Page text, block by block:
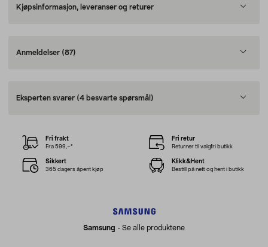
Kjøpsinformasjon, leveranser og returer
Anmeldelser (87)
Eksperten svarer (4 besvarte spørsmål)
Samsung - Se alle produktene
Fri frakt
Fra 599,–*
Fri retur
Returner til valgfri butikk
Sikkert
365 dagers åpent kjøp
Klikk&Hent
Bestill på nett og hent i butikk